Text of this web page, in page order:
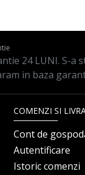
24 LUNI. S-a
in baza
COMENZI SI
Cont de
Autentificare
Istoric comenzi